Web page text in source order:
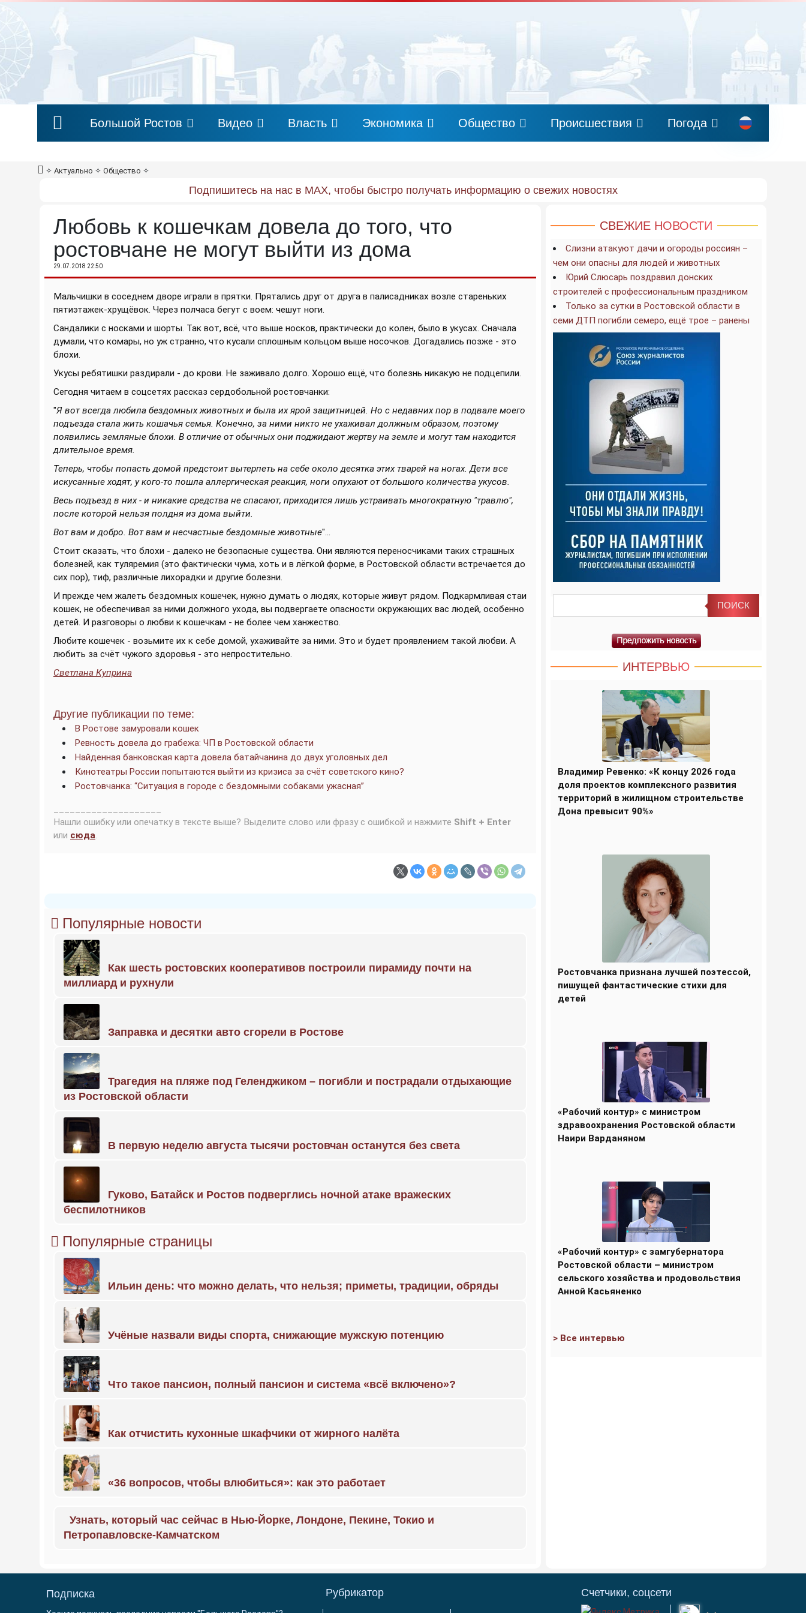
Большой Ростов Видео Власть Экономика Общество Происшествия Погода
✧ Актуально ✧ Общество ✧
Подпишитесь на нас в MAX, чтобы быстро получать информацию о свежих новостях
Любовь к кошечкам довела до того, что
ростовчане не могут выйти из дома
29.07.2018 22:50
Мальчишки в соседнем дворе играли в прятки. Прятались друг от друга в палисадниках возле стареньких
пятиэтажек-хрущёвок. Через полчаса бегут с воем: чешут ноги.
Сандалики с носками и шорты. Так вот, всё, что выше носков, практически до колен, было в укусах. Сначала
думали, что комары, но уж странно, что кусали сплошным кольцом выше носочков. Догадались позже - это
блохи.
Укусы ребятишки раздирали - до крови. Не заживало долго. Хорошо ещё, что болезнь никакую не подцепили.
Сегодня читаем в соцсетях рассказ сердобольной ростовчанки:
"Я вот всегда любила бездомных животных и была их ярой защитницей. Но с недавних пор в подвале моего
подъезда стала жить кошачья семья. Конечно, за ними никто не ухаживал должным образом, поэтому
появились земляные блохи. В отличие от обычных они поджидают жертву на земле и могут там находится
длительное время.
Теперь, чтобы попасть домой предстоит вытерпеть на себе около десятка этих тварей на ногах. Дети все
искусанные ходят, у кого-то пошла аллергическая реакция, ноги опухают от большого количества укусов.
Весь подъезд в них - и никакие средства не спасают, приходится лишь устраивать многократную "травлю",
после которой нельзя полдня из дома выйти.
Вот вам и добро. Вот вам и несчастные бездомные животные"...
Стоит сказать, что блохи - далеко не безопасные существа. Они являются переносчиками таких страшных
болезней, как туляремия (это фактически чума, хоть и в лёгкой форме, в Ростовской области встречается до
сих пор), тиф, различные лихорадки и другие болезни.
И прежде чем жалеть бездомных кошечек, нужно думать о людях, которые живут рядом. Подкармливая стаи
кошек, не обеспечивая за ними должного ухода, вы подвергаете опасности окружающих вас людей, особенно
детей. И разговоры о любви к кошечкам - не более чем ханжество.
Любите кошечек - возьмите их к себе домой, ухаживайте за ними. Это и будет проявлением такой любви. А
любить за счёт чужого здоровья - это непростительно.
Светлана Куприна
Другие публикации по теме:
В Ростове замуровали кошек
Ревность довела до грабежа: ЧП в Ростовской области
Найденная банковская карта довела батайчанина до двух уголовных дел
Кинотеатры России попытаются выйти из кризиса за счёт советского кино?
Ростовчанка: “Ситуация в городе с бездомными собаками ужасная”
Нашли ошибку или опечатку в тексте выше? Выделите слово или фразу с ошибкой и нажмите Shift + Enter
или сюда.
Популярные новости
Как шесть ростовских кооперативов построили пирамиду почти на
миллиард и рухнули
Заправка и десятки авто сгорели в Ростове
Трагедия на пляже под Геленджиком – погибли и пострадали отдыхающие
из Ростовской области
В первую неделю августа тысячи ростовчан останутся без света
Гуково, Батайск и Ростов подверглись ночной атаке вражеских
беспилотников
Популярные страницы
Ильин день: что можно делать, что нельзя; приметы, традиции, обряды
Учёные назвали виды спорта, снижающие мужскую потенцию
Что такое пансион, полный пансион и система «всё включено»?
Как отчистить кухонные шкафчики от жирного налёта
«36 вопросов, чтобы влюбиться»: как это работает
Узнать, который час сейчас в Нью-Йорке, Лондоне, Пекине, Токио и
Петропавловске-Камчатском
СВЕЖИЕ НОВОСТИ
Слизни атакуют дачи и огороды россиян –
чем они опасны для людей и животных
Юрий Слюсарь поздравил донских
строителей с профессиональным праздником
Только за сутки в Ростовской области в
семи ДТП погибли семеро, ещё трое – ранены
ИНТЕРВЬЮ
Владимир Ревенко: «К концу 2026 года
доля проектов комплексного развития
территорий в жилищном строительстве
Дона превысит 90%»
Ростовчанка признана лучшей поэтессой,
пишущей фантастические стихи для
детей
«Рабочий контур» с министром
здравоохранения Ростовской области
Наири Варданяном
«Рабочий контур» с замгубернатора
Ростовской области – министром
сельского хозяйства и продовольствия
Анной Касьяненко
> Все интервью
Подписка Рубрикатор Счетчики, соцсети